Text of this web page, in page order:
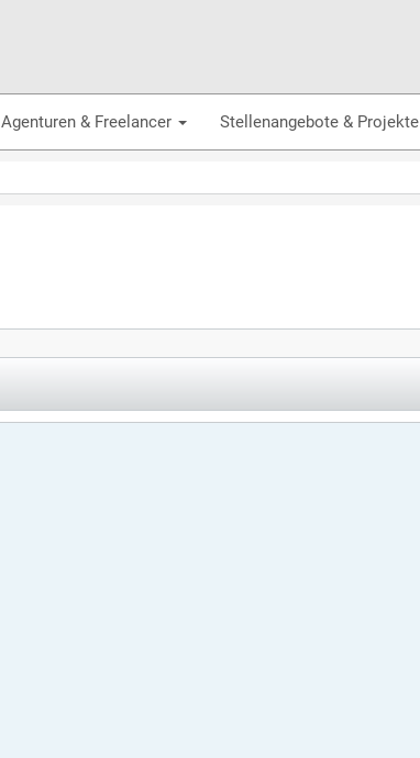
Agenturen & Freelancer Stellenangebote & Projekte